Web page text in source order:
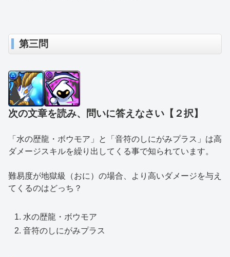
第三問
次の文章を読み、問いに答えなさい【２択】
「水の歴龍・ボウモア」と「音符のしにがみプラス」は高
ダメージスキルを繰り出してくる事で知られています。
難易度が地獄級（おに）の場合、より高いダメージを与え
てくるのはどっち？
水の歴龍・ボウモア
音符のしにがみプラス